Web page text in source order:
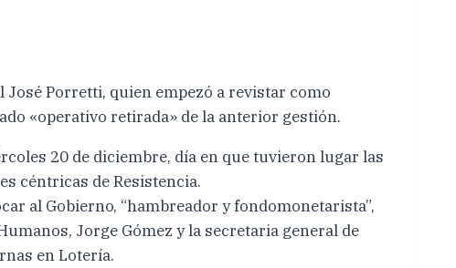
Porretti, quien empezó a revistar como
«operativo retirada» de la anterior gestión.
20 de diciembre, día en que tuvieron lugar las
céntricas de Resistencia.
al Gobierno, “hambreador y fondomonetarista”,
Jorge Gómez y la secretaria general de
en Lotería.